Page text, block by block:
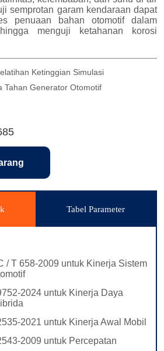
Ketinggian Simulasi
Tahan Generator Otomotif
Tabel Parameter